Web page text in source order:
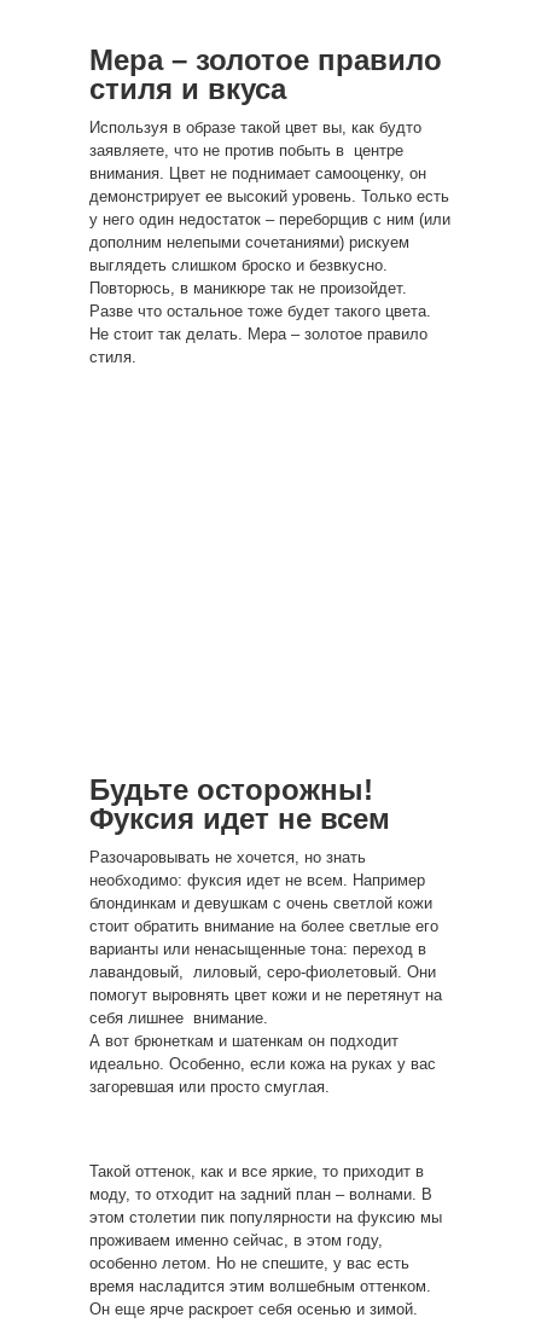
Мера – золотое правило
стиля и вкуса
Используя в образе такой цвет вы, как будто
заявляете, что не против побыть в центре
внимания. Цвет не поднимает самооценку, он
демонстрирует ее высокий уровень. Только есть
у него один недостаток – переборщив с ним (или
дополним нелепыми сочетаниями) рискуем
выглядеть слишком броско и безвкусно.
Повторюсь, в маникюре так не произойдет.
Разве что остальное тоже будет такого цвета.
Не стоит так делать. Мера – золотое правило
стиля.
Будьте осторожны!
Фуксия идет не всем
Разочаровывать не хочется, но знать
необходимо: фуксия идет не всем. Например
блондинкам и девушкам с очень светлой кожи
стоит обратить внимание на более светлые его
варианты или ненасыщенные тона: переход в
лавандовый, лиловый, серо-фиолетовый. Они
помогут выровнять цвет кожи и не перетянут на
себя лишнее внимание.
А вот брюнеткам и шатенкам он подходит
идеально. Особенно, если кожа на руках у вас
загоревшая или просто смуглая.
Такой оттенок, как и все яркие, то приходит в
моду, то отходит на задний план – волнами. В
этом столетии пик популярности на фуксию мы
проживаем именно сейчас, в этом году,
особенно летом. Но не спешите, у вас есть
время насладится этим волшебным оттенком.
Он еще ярче раскроет себя осенью и зимой.